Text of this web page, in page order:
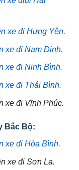
xe đi Hưng Yên.
xe đi Nam Định.
xe đi Ninh Bình.
xe đi Thái Bình.
xe đi Vĩnh Phúc.
Bắc Bộ:
xe đi Hòa Bình.
xe đi Sơn La.